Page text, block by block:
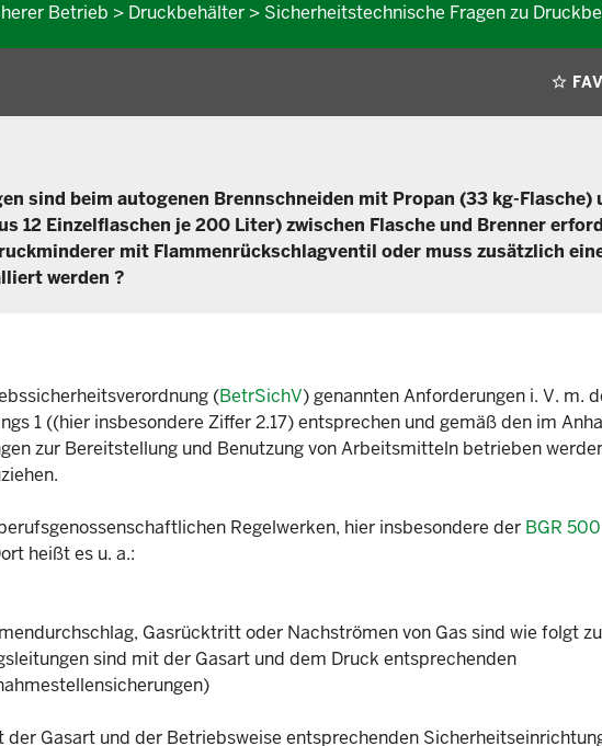
Betrieb > Druckbehälter > Sicherheitstechnische Fragen zu
sind beim autogenen Brennschneiden mit Propan (33 kg-Flasche)
12 Einzelflaschen je 200 Liter) zwischen Flasche und Brenner
mit Flammenrückschlagventil oder muss zusätzlich
werden ?
(BetrSichV) genannten Anforderungen i. V. m.
1 ((hier insbesondere Ziffer 2.17) entsprechen und gemäß den im
zur Bereitstellung und Benutzung von Arbeitsmitteln betrieben
Regelwerken, hier insbesondere der BGR 500
heißt es u. a.:
Gasrücktritt oder Nachströmen von Gas sind wie folgt
sind mit der Gasart und dem Druck entsprechenden
der Gasart und der Betriebsweise entsprechenden